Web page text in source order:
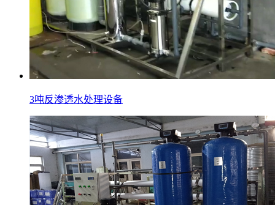
3吨反渗透水处理设备